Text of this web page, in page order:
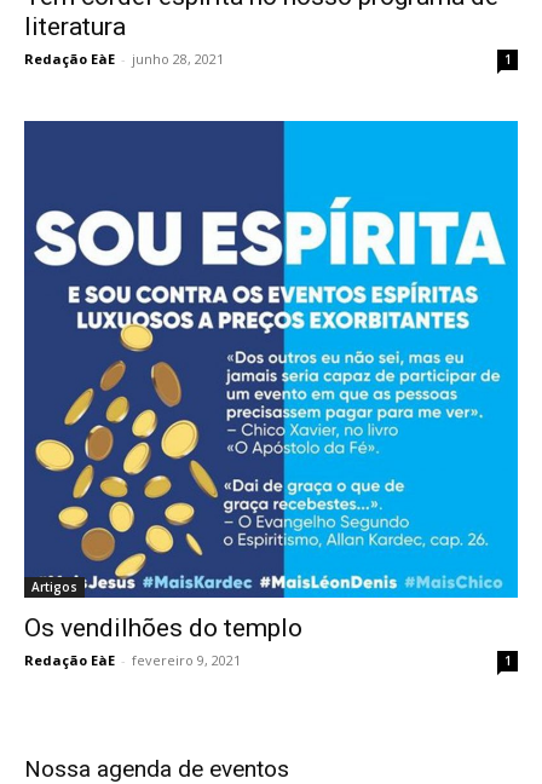
literatura
Redação EàE - junho 28, 2021 1
Artigos
Os vendilhões do templo
Redação EàE - fevereiro 9, 2021 1
Nossa agenda de eventos